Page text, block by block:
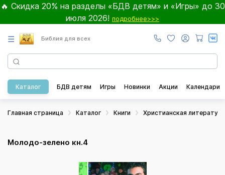
🔥 Скидка 20% на разделы «БДВ детям» и «Игры» до 30
июля 2026! подробнее>>>
☰ Библия для всех
Каталог БДВ детям Игры Новинки Акции Календари
Главная страница Каталог Книги Христианская литература
Молодо-зелено кн.4